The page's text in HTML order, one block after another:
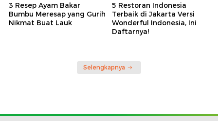
3 Resep Ayam Bakar
Bumbu Meresap yang Gurih
Nikmat Buat Lauk
5 Restoran Indonesia
Terbaik di Jakarta Versi
Wonderful Indonesia, Ini
Daftarnya!
Selengkapnya